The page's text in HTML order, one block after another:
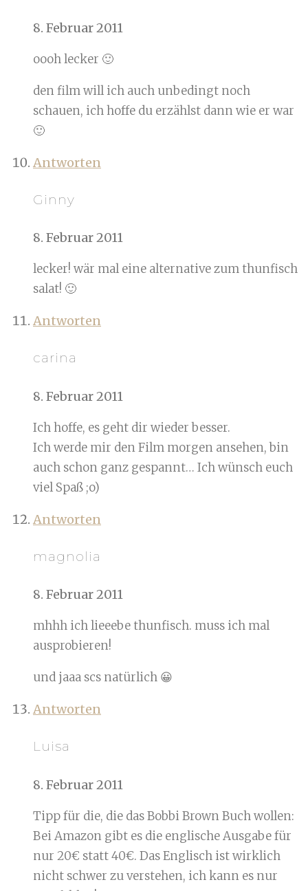
8. Februar 2011
oooh lecker 🙂
den film will ich auch unbedingt noch
schauen, ich hoffe du erzählst dann wie er war
🙂
Antworten
Ginny
8. Februar 2011
lecker! wär mal eine alternative zum thunfisch
salat! 🙂
Antworten
carina
8. Februar 2011
Ich hoffe, es geht dir wieder besser.
Ich werde mir den Film morgen ansehen, bin
auch schon ganz gespannt… Ich wünsch euch
viel Spaß ;o)
Antworten
magnolia
8. Februar 2011
mhhh ich lieeebe thunfisch. muss ich mal
ausprobieren!
und jaaa scs natürlich 😀
Antworten
Luisa
8. Februar 2011
Tipp für die, die das Bobbi Brown Buch wollen:
Bei Amazon gibt es die englische Ausgabe für
nur 20€ statt 40€. Das Englisch ist wirklich
nicht schwer zu verstehen, ich kann es nur